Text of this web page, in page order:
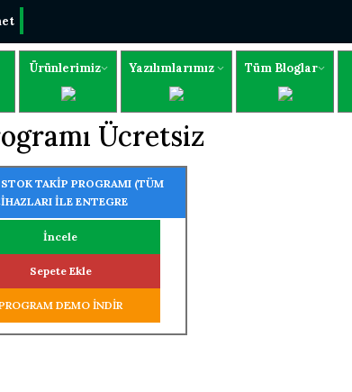
Ürünlerimiz Yazılımlarımız Tüm Bloglar
Ücretsiz
TAKİP PROGRAMI (TÜM
İLE ENTEGRE
İncele
Sepete Ekle
DEMO İNDİR